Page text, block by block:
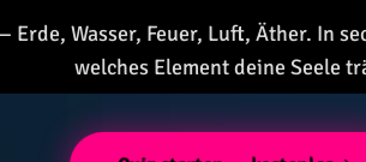
Erde, Wasser, Feuer, Luft, Äther. In
welches Element deine Seele